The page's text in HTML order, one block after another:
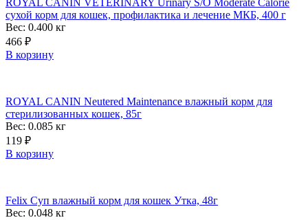
ROYAL CANIN VETERINARY Urinary S/O Moderate Calorie
сухой корм для кошек, профилактика и лечение МКБ, 400 г
Вес: 0.400 кг
466 ₽
В корзину
ROYAL CANIN Neutered Maintenance влажный корм для
стерилизованных кошек, 85г
Вес: 0.085 кг
119 ₽
В корзину
Felix Суп влажный корм для кошек Утка, 48г
Вес: 0.048 кг